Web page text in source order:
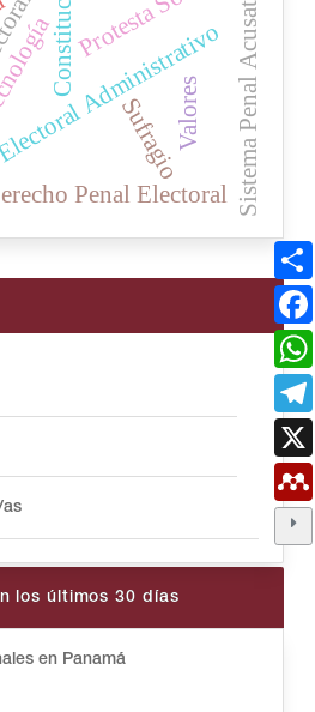
ConstituciónAdministrativoSistema Penal Acusatorio
Penal Electoral
SufragioValores
as
los últimos 30 días
en Panamá